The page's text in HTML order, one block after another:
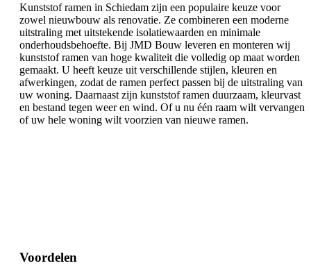
Kunststof ramen in Schiedam zijn een populaire keuze voor
zowel nieuwbouw als renovatie. Ze combineren een moderne
uitstraling met uitstekende isolatiewaarden en minimale
onderhoudsbehoefte. Bij JMD Bouw leveren en monteren wij
kunststof ramen van hoge kwaliteit die volledig op maat worden
gemaakt. U heeft keuze uit verschillende stijlen, kleuren en
afwerkingen, zodat de ramen perfect passen bij de uitstraling van
uw woning. Daarnaast zijn kunststof ramen duurzaam, kleurvast
en bestand tegen weer en wind. Of u nu één raam wilt vervangen
of uw hele woning wilt voorzien van nieuwe ramen.
Voordelen